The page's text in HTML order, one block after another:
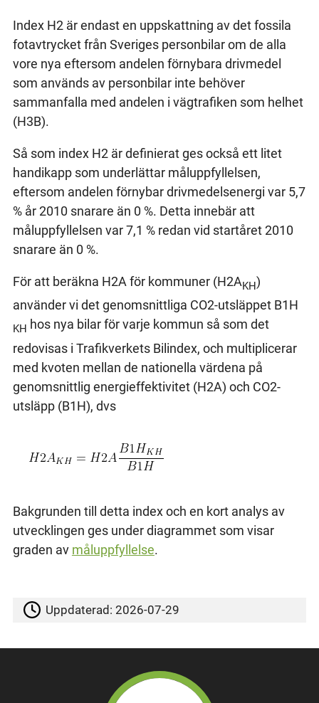
Index H2 är endast en uppskattning av det fossila
fotavtrycket från Sveriges personbilar om de alla
vore nya eftersom andelen förnybara drivmedel
som används av personbilar inte behöver
sammanfalla med andelen i vägtrafiken som helhet
(H3B).
Så som index H2 är definierat ges också ett litet
handikapp som underlättar måluppfyllelsen,
eftersom andelen förnybar drivmedelsenergi var 5,7
% år 2010 snarare än 0 %. Detta innebär att
måluppfyllelsen var 7,1 % redan vid startåret 2010
snarare än 0 %.
För att beräkna H2A för kommuner (H2AKH)
använder vi det genomsnittliga CO2-utsläppet B1H
KH hos nya bilar för varje kommun så som det
redovisas i Trafikverkets Bilindex, och multiplicerar
med kvoten mellan de nationella värdena på
genomsnittlig energieffektivitet (H2A) och CO2-
utsläpp (B1H), dvs
Bakgrunden till detta index och en kort analys av
utvecklingen ges under diagrammet som visar
graden av måluppfyllelse.
Uppdaterad:2026-07-29